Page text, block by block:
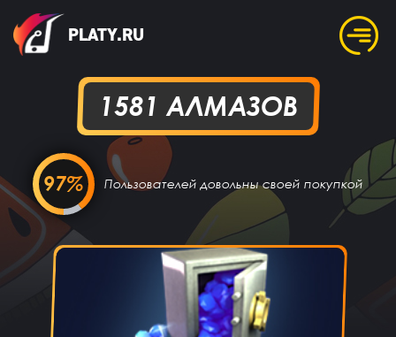
PLATY.RU
1581 АЛМАЗОВ
97% Пользователей довольны своей покупкой